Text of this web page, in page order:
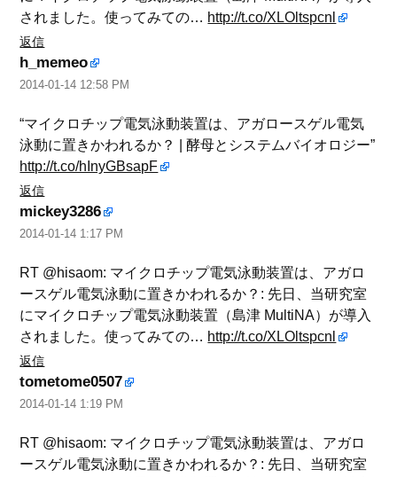
されました。使ってみての… http://t.co/XLOltspcnl
返信
h_memeo
2014-01-14 12:58 PM
“マイクロチップ電気泳動装置は、アガロースゲル電気
泳動に置きかわれるか？ | 酵母とシステムバイオロジー”
http://t.co/hInyGBsapF
返信
mickey3286
2014-01-14 1:17 PM
RT @hisaom: マイクロチップ電気泳動装置は、アガロ
ースゲル電気泳動に置きかわれるか？: 先日、当研究室
にマイクロチップ電気泳動装置（島津 MultiNA）が導入
されました。使ってみての… http://t.co/XLOltspcnl
返信
tometome0507
2014-01-14 1:19 PM
RT @hisaom: マイクロチップ電気泳動装置は、アガロ
ースゲル電気泳動に置きかわれるか？: 先日、当研究室